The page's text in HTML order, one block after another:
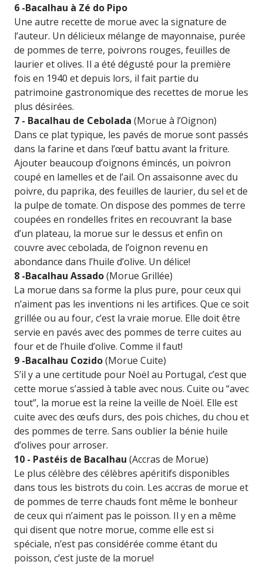
6 -Bacalhau à Zé do Pipo
Une autre recette de morue avec la signature de
l’auteur. Un délicieux mélange de mayonnaise, purée
de pommes de terre, poivrons rouges, feuilles de
laurier et olives. Il a été dégusté pour la première
fois en 1940 et depuis lors, il fait partie du
patrimoine gastronomique des recettes de morue les
plus désirées.
7 - Bacalhau de Cebolada (Morue à l’Oignon)
Dans ce plat typique, les pavés de morue sont passés
dans la farine et dans l’œuf battu avant la friture.
Ajouter beaucoup d’oignons émincés, un poivron
coupé en lamelles et de l’ail. On assaisonne avec du
poivre, du paprika, des feuilles de laurier, du sel et de
la pulpe de tomate. On dispose des pommes de terre
coupées en rondelles frites en recouvrant la base
d’un plateau, la morue sur le dessus et enfin on
couvre avec cebolada, de l’oignon revenu en
abondance dans l’huile d’olive. Un délice!
8 -Bacalhau Assado(Morue Grillée)
La morue dans sa forme la plus pure, pour ceux qui
n’aiment pas les inventions ni les artifices. Que ce soit
grillée ou au four, c’est la vraie morue. Elle doit être
servie en pavés avec des pommes de terre cuites au
four et de l’huile d’olive. Comme il faut!
9 -Bacalhau Cozido(Morue Cuite)
S’il y a une certitude pour Noël au Portugal, c’est que
cette morue s’assied à table avec nous. Cuite ou “avec
tout”, la morue est la reine la veille de Noël. Elle est
cuite avec des œufs durs, des pois chiches, du chou et
des pommes de terre. Sans oublier la bénie huile
d’olives pour arroser.
10 - Pastéis de Bacalhau (Accras de Morue)
Le plus célèbre des célèbres apéritifs disponibles
dans tous les bistrots du coin. Les accras de morue et
de pommes de terre chauds font même le bonheur
de ceux qui n’aiment pas le poisson. Il y en a même
qui disent que notre morue, comme elle est si
spéciale, n’est pas considérée comme étant du
poisson, c’est juste de la morue!